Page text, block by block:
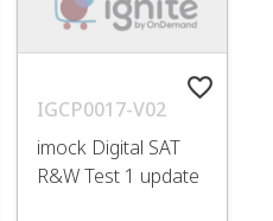
favorite_border
IGCP0017-V02
imock Digital SAT
R&W Test 1 update